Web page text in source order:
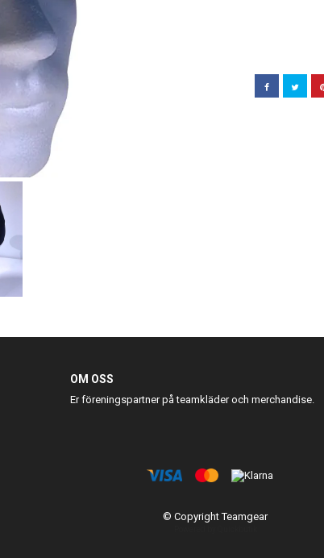
OM OSS
Er föreningspartner på teamkläder och merchandise.
© Copyright Teamgear